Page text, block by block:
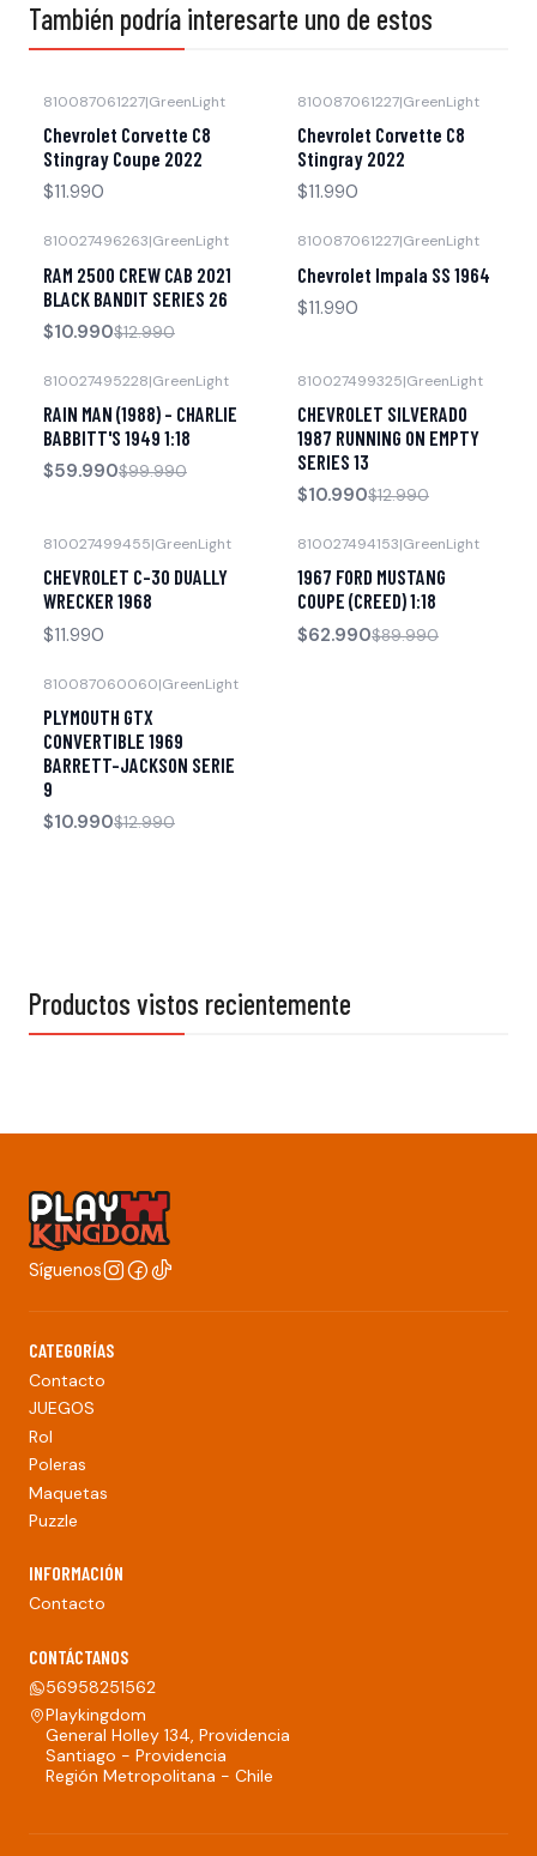
También podría interesarte uno de estos
810087061227|GreenLight
Chevrolet Corvette C8
Stingray Coupe 2022
$11.990
810087061227|GreenLight
Chevrolet Corvette C8
Stingray 2022
$11.990
Agotado
810027496263|GreenLight
RAM 2500 CREW CAB 2021
BLACK BANDIT SERIES 26
$10.990$12.990
810087061227|GreenLight
Chevrolet Impala SS 1964
$11.990
810027495228|GreenLight
RAIN MAN (1988) - CHARLIE
BABBITT'S 1949 1:18
$59.990$99.990
Agotado
810027499325|GreenLight
CHEVROLET SILVERADO
1987 RUNNING ON EMPTY
SERIES 13
$10.990$12.990
810027499455|GreenLight
CHEVROLET C-30 DUALLY
WRECKER 1968
$11.990
Agotado
810027494153|GreenLight
1967 FORD MUSTANG
COUPE (CREED) 1:18
$62.990$89.990
Agotado
810087060060|GreenLight
PLYMOUTH GTX
CONVERTIBLE 1969
BARRETT-JACKSON SERIE
9
$10.990$12.990
Productos vistos recientemente
Síguenos
CATEGORÍAS
Contacto
JUEGOS
Rol
Poleras
Maquetas
Puzzle
INFORMACIÓN
Contacto
CONTÁCTANOS
56958251562
Playkingdom
General Holley 134, Providencia
Santiago - Providencia
Región Metropolitana - Chile